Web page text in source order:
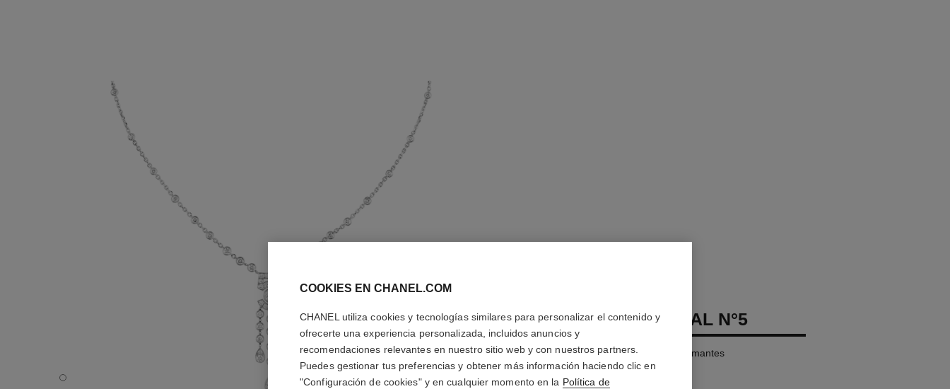
Collar Eternal N°5 - Vista por defecto - ver la versión tamaño estándar
COLLAR ETERNAL N°5
Oro blanco de 18 quilates y diamantes
Más información
COOKIES EN CHANEL.COM
CHANEL utiliza cookies y tecnologías similares para personalizar el contenido y
ofrecerte una experiencia personalizada, incluidos anuncios y
recomendaciones relevantes en nuestro sitio web y con nuestros partners.
Puedes gestionar tus preferencias y obtener más información haciendo clic en
"Configuración de cookies" y en cualquier momento en la Política de